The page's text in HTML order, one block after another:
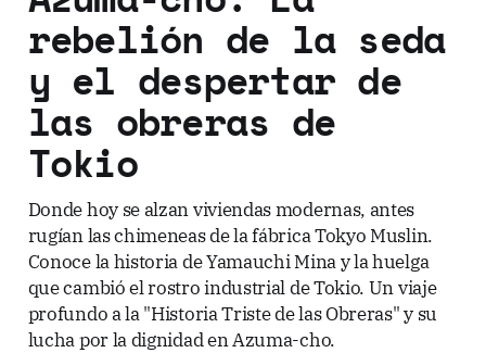
rebelión de la seda
y el despertar de
las obreras de
Tokio
Donde hoy se alzan viviendas modernas, antes
rugían las chimeneas de la fábrica Tokyo Muslin.
Conoce la historia de Yamauchi Mina y la huelga
que cambió el rostro industrial de Tokio. Un viaje
profundo a la "Historia Triste de las Obreras" y su
lucha por la dignidad en Azuma-cho.